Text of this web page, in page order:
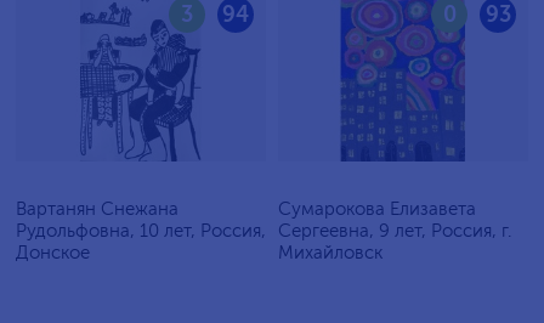
94
3
Вартанян Снежана
Рудольфовна, 10 лет, Россия,
Донское
93
0
Сумарокова Елизавета
Сергеевна, 9 лет, Россия, г.
Михайловск